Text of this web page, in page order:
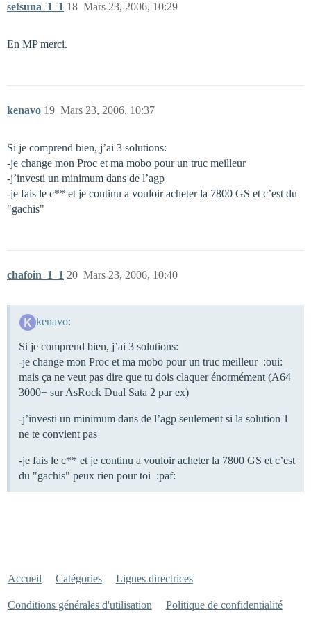
setsuna_1_1 Mars 23, 2006, 10:29
18
En MP merci.
kenavo Mars 23, 2006, 10:37
19
Si je comprend bien, j’ai 3 solutions:
-je change mon Proc et ma mobo pour un truc meilleur
-j’investi un minimum dans de l’agp
-je fais le c** et je continu a vouloir acheter la 7800 GS et c’est du
"gachis"
chafoin_1_1 Mars 23, 2006, 10:40
20
kenavo:
Si je comprend bien, j’ai 3 solutions:
-je change mon Proc et ma mobo pour un truc meilleur :oui:
mais ça ne veut pas dire que tu dois claquer énormément (A64
3000+ sur AsRock Dual Sata 2 par ex)
-j’investi un minimum dans de l’agp seulement si la solution 1
ne te convient pas
-je fais le c** et je continu a vouloir acheter la 7800 GS et c’est
du "gachis" peux rien pour toi :paf:
Accueil Catégories Lignes directrices
Conditions générales d'utilisation Politique de confidentialité